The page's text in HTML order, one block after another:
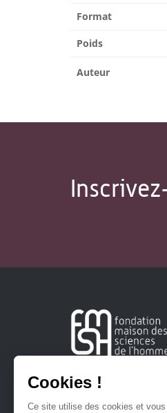
Format
Poids
Auteur
Créée en 1963, la
soutient la recherche
sciences humaines et